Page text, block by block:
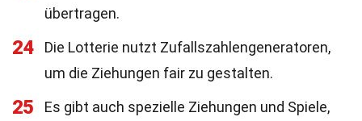
übertragen.
24
Die Lotterie nutzt Zufallszahlengeneratoren,
um die Ziehungen fair zu gestalten.
25
Es gibt auch spezielle Ziehungen und Spiele,